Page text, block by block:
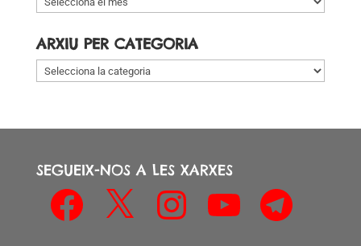
per
ARXIU PER CATEGORIA
Arxiu
per
SEGUEIX-NOS A LES XARXES
Facebook Instagram Telegram